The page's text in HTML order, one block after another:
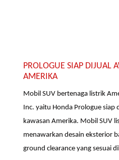
PROLOGUE SIAP DIJUAL
AMERIKA
Mobil SUV bertenaga listrik
Inc. yaitu Honda Prologue
kawasan Amerika. Mobil SUV
menawarkan desain eksterior
ground clearance yang sesuai